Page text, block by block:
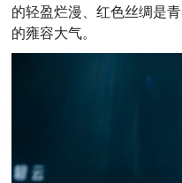
的轻盈烂漫、红色丝绸是
的雍容大气。